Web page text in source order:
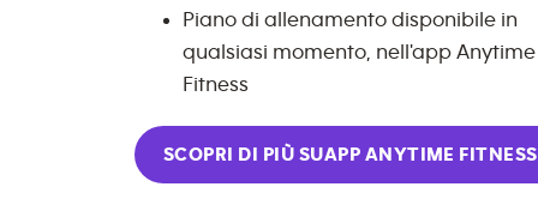
Piano di allenamento disponibile in
qualsiasi momento, nell'app Anytime
Fitness
SCOPRI DI PIÙ SUAPP ANYTIME FITNESS